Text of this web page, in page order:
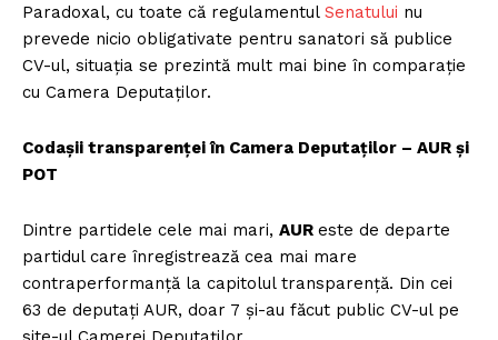
Paradoxal, cu toate că regulamentul Senatului nu
prevede nicio obligativate pentru sanatori să publice
CV-ul, situația se prezintă mult mai bine în comparație
cu Camera Deputaților.
Codașii transparenței în Camera Deputaților – AUR și
POT
Dintre partidele cele mai mari, AUR este de departe
partidul care înregistrează cea mai mare
contraperformanță la capitolul transparență. Din cei
63 de deputați AUR, doar 7 și-au făcut public CV-ul pe